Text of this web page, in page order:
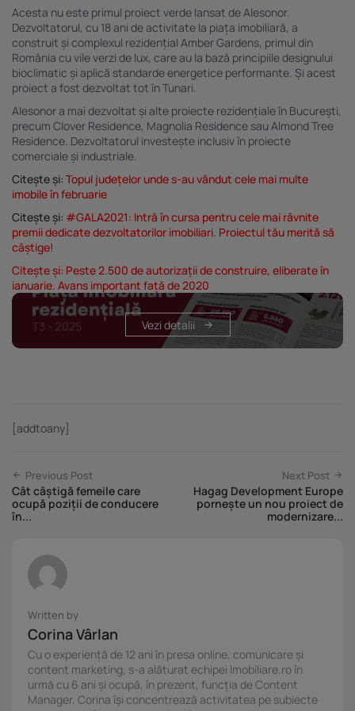
Acesta nu este primul proiect verde lansat de Alesonor.
Dezvoltatorul, cu 18 ani de activitate la piața imobiliară, a
construit și complexul rezidențial Amber Gardens, primul din
România cu vile verzi de lux, care au la bază principiile designului
bioclimatic și aplică standarde energetice performante. Și acest
proiect a fost dezvoltat tot în Tunari.
Alesonor a mai dezvoltat și alte proiecte rezidențiale în București,
precum Clover Residence, Magnolia Residence sau Almond Tree
Residence. Dezvoltatorul investește inclusiv în proiecte
comerciale și industriale.
Citește și: Topul județelor unde s-au vândut cele mai multe
imobile în februarie
Citește și: #GALA2021: Intră în cursa pentru cele mai râvnite
premii dedicate dezvoltatorilor imobiliari. Proiectul tău merită să
câștige!
Citește și: Peste 2.500 de autorizații de construire, eliberate în
ianuarie. Avans important față de 2020
Vezi detalii
[addtoany]
Previous Post
Cât câștigă femeile care
ocupă poziții de conducere
în...
Next Post
Hagag Development Europe
pornește un nou proiect de
modernizare...
Written by
Corina Vârlan
Cu o experiență de 12 ani în presa online, comunicare și
content marketing, s-a alăturat echipei Imobiliare.ro în
urmă cu 6 ani și ocupă, în prezent, funcția de Content
Manager. Corina își concentrează activitatea pe subiecte